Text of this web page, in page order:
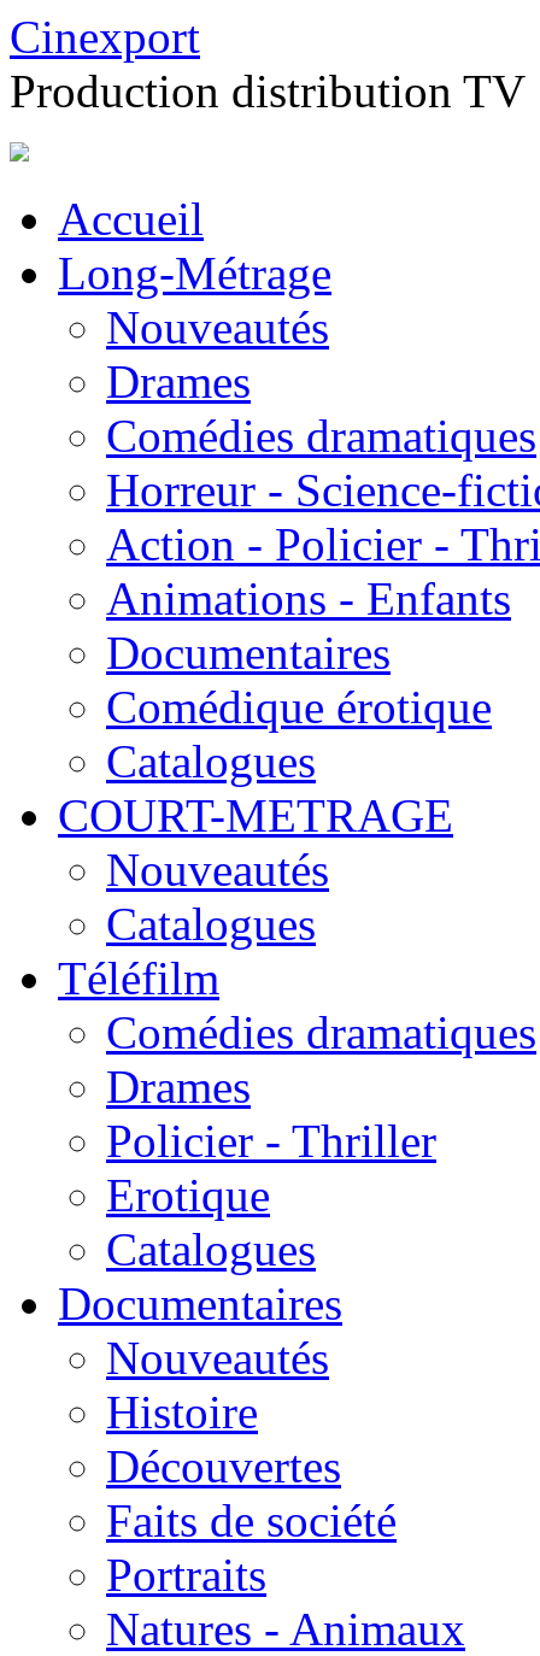
Cinexport
Production distribution TV
Accueil
Long-Métrage
Nouveautés
Drames
Comédies dramatiques
Horreur - Science-
Action - Policier -
Animations - Enfants
Documentaires
Comédique érotique
Catalogues
COURT-METRAGE
Nouveautés
Catalogues
Téléfilm
Comédies dramatiques
Drames
Policier - Thriller
Erotique
Catalogues
Documentaires
Nouveautés
Histoire
Découvertes
Faits de société
Portraits
Natures - Animaux